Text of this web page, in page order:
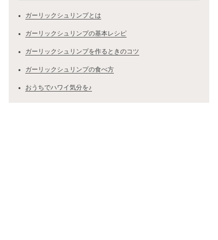
ガーリックシュリンプとは
ガーリックシュリンプの基本レシピ
ガーリックシュリンプを作るときのコツ
ガーリックシュリンプの食べ方
おうちでハワイ気分を♪